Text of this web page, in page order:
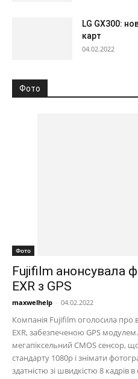
LG GX300:
карт
04.02.2022
Фото
Фото
Fujifilm анонсувала
EXR з GPS
maxwelhelp - 04.02.2022
Компанія Fujifilm оголосила про
EXR, забезпеченою GPS
мегапіксельний CMOS сенсор,
стандарту 1080p і знімати
здатністю зі швидкістю 8 кадрів